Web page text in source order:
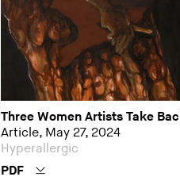
Three Women Artists Take
Article, May 27, 2024
Hyperallergic
PDF